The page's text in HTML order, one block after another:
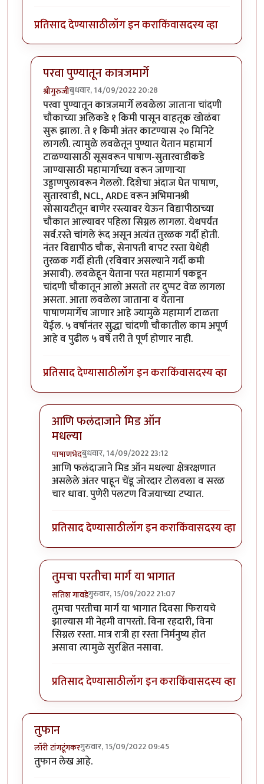
प्रतिसाद देण्यासाठीलॉग इन कराकिंवासदस्य व्हा
परवा पुण्यातून कात्रजमार्गे
श्रीगुरुजीबुधवार, 14/09/2022 20:28
In reply toलेख विनोदी आहे की नाही यापेक्षाbyराजेंद्र
परवा पुण्यातून कात्रजमार्गे लवळेला जाताना चांदणी
चौकाच्या अलिकडे १ किमी पासून वाहतूक खोळंबा
सुरू झाला. ते १ किमी अंतर काटण्यास २० मिनिटे
लागली. त्यामुळे लवळेतून पुण्यात येतान महामार्ग
टाळण्यासाठी सूसवरून पाषाण-सुतारवाडीकडे
जाण्यासाठी महामार्गाच्या वरून जाणाऱ्या
उड्डाणपुलावरून गेललो. दिशेचा अंदाज घेत पाषाण,
सुतारवाडी, NCL, ARDE वरून अभिमानश्री
सोसायटीतून बाणेर रस्त्यावर येऊन विद्यापीठाच्या
चौकात आल्यावर पहिला सिग्नल लागला. येथपर्यंत
सर्व.रस्ते चांगले रूंद असून अत्यंत तुरळक गर्दी होती.
नंतर विद्यापीठ चौक, सेनापती बापट रस्ता येथेही
तुरळक गर्दी होती (रविवार असल्याने गर्दी कमी
असावी). लवळेहून येताना परत महामार्ग पकडून
चांदणी चौकातून आलो असतो तर दुप्पट वेळ लागला
असता. आता लवळेला जाताना व येताना
पाषाणमार्गेच जाणार आहे ज्यामुळे महामार्ग टाळता
येईल. ५ वर्षांनंतर सुद्धा चांदणी चौकातील काम अपूर्ण
आहे व पुढील ५ वर्षे तरी ते पूर्ण होणार नाही.
प्रतिसाद देण्यासाठीलॉग इन कराकिंवासदस्य व्हा
आणि फलंदाजाने मिड ऑन
मधल्या
पाषाणभेदबुधवार, 14/09/2022 23:12
In reply toपरवा पुण्यातून कात्रजमार्गेbyश्रीगुरुजी
आणि फलंदाजाने मिड ऑन मधल्या क्षेत्ररक्षणात
असलेले अंतर पाहून चेंडू जोरदार टोलवला व सरळ
चार धावा. पुणेरी पलटण विजयाच्या टप्यात.
प्रतिसाद देण्यासाठीलॉग इन कराकिंवासदस्य व्हा
तुमचा परतीचा मार्ग या भागात
सतिश गावडेगुरुवार, 15/09/2022 21:07
In reply toपरवा पुण्यातून कात्रजमार्गेbyश्रीगुरुजी
तुमचा परतीचा मार्ग या भागात दिवसा फिरायचे
झाल्यास मी नेहमी वापरतो. विना रहदारी, विना
सिग्नल रस्ता. मात्र रात्री हा रस्ता निर्मनुष्य होत
असावा त्यामुळे सुरक्षित नसावा.
प्रतिसाद देण्यासाठीलॉग इन कराकिंवासदस्य व्हा
तुफान
लॉरी टांगटूंगकरगुरुवार, 15/09/2022 09:45
तुफान लेख आहे.